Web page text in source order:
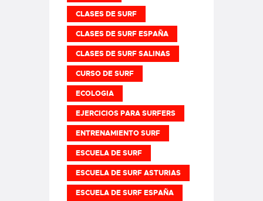
CLASES DE SURF
CLASES DE SURF ESPAÑA
CLASES DE SURF SALINAS
CURSO DE SURF
ECOLOGIA
EJERCICIOS PARA SURFERS
ENTRENAMIENTO SURF
ESCUELA DE SURF
ESCUELA DE SURF ASTURIAS
ESCUELA DE SURF ESPAÑA